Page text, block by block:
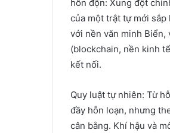
hỗn độn: Xung đột
của một trật tự mới sắp
với nền văn minh
(blockchain, nền kinh
kết nối.
Quy luật tự nhiên: Từ
đầy hỗn loạn, nhưng
cân bằng. Khí hậu và